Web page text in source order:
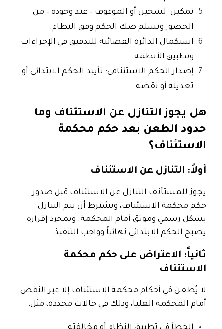
تمكين السجين أو الموقوف – عند وجوده – من
الحضور وتسلم صك الحكم وفق النظام.
استكمال الدائرة القضائية للتدقيق في الإجراءات
وتطبيق الأنظمة.
إصدار الحكم الاستئنافي: تأييد الحكم الابتدائي أو
تعديله أو نقضه.
هل يجوز التنازل عن الاستئناف وما
حدود الطعن بعد حكم محكمة
الاستئناف؟
أولاً: التنازل عن الاستئناف
يجوز للمستأنف التنازل عن الاستئناف قبل صدور
حكم محكمة الاستئناف، ويشترط أن يتم التنازل
بشكل رسمي وموثق أمام المحكمة. وبمجرد إقراره
يصبح الحكم الابتدائي نهائياً وواجب التنفيذ.
ثانياً: الاعتراض على حكم محكمة
الاستئناف
لا يُطعن في أحكام محكمة الاستئناف إلا عبر النقض
أمام المحكمة العليا، وذلك في حالات محددة، مثل: